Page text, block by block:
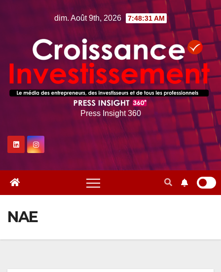
dim. Août 9th, 2026 7:48:33 AM
Press Insight 360
NAE